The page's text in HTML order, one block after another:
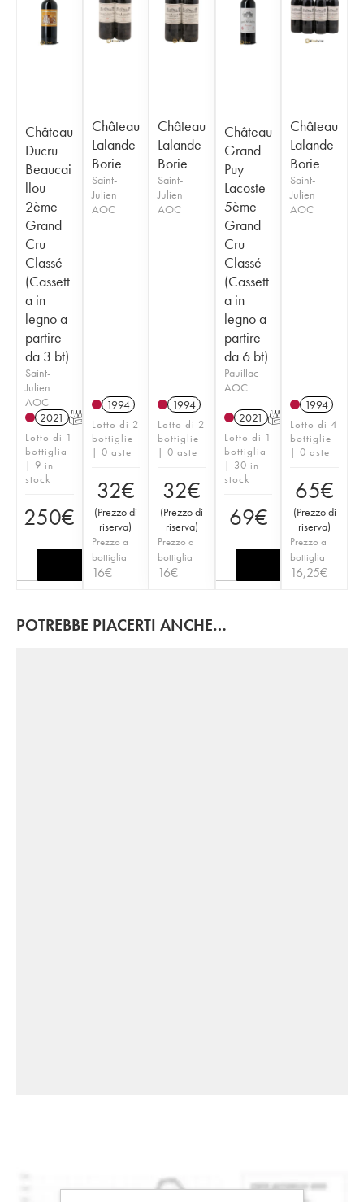
Château
Ducru
Beaucai
llou
2ème
Grand
Cru
Classé
(Cassett
a in
legno a
partire
da 3 bt)
Saint-
Julien
AOC
2021 T
Lotto di 1
bottiglia
| 9 in
stock
250€
Château
Lalande
Borie
Saint-
Julien
AOC
1994
Lotto di 2
bottiglie
| 0 aste
32€
(Prezzo di
riserva)
Prezzo a
bottiglia
16€
Château
Lalande
Borie
Saint-
Julien
AOC
1994
Lotto di 2
bottiglie
| 0 aste
32€
(Prezzo di
riserva)
Prezzo a
bottiglia
16€
Château
Grand
Puy
Lacoste
5ème
Grand
Cru
Classé
(Cassett
a in
legno a
partire
da 6 bt)
Pauillac
AOC
2021 T
Lotto di 1
bottiglia
| 30 in
stock
69€
Château
Lalande
Borie
Saint-
Julien
AOC
1994
Lotto di 4
bottiglie
| 0 aste
65€
(Prezzo di
riserva)
Prezzo a
bottiglia
16,25€
POTREBBE PIACERTI ANCHE…